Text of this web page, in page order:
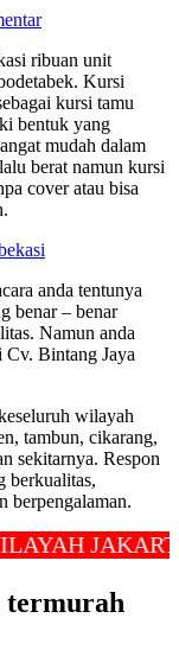
ribuan unit
Kursi
kursi tamu
bentuk yang
mudah dalam
berat namun kursi
cover atau bisa
anda tentunya
benar – benar
Namun anda
Bintang Jaya
wilayah
tambun, cikarang,
sekitarnya. Respon
berkualitas,
berpengalaman.
termurah